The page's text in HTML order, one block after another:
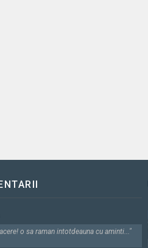
o sa raman intotdeauna cu aminti..."